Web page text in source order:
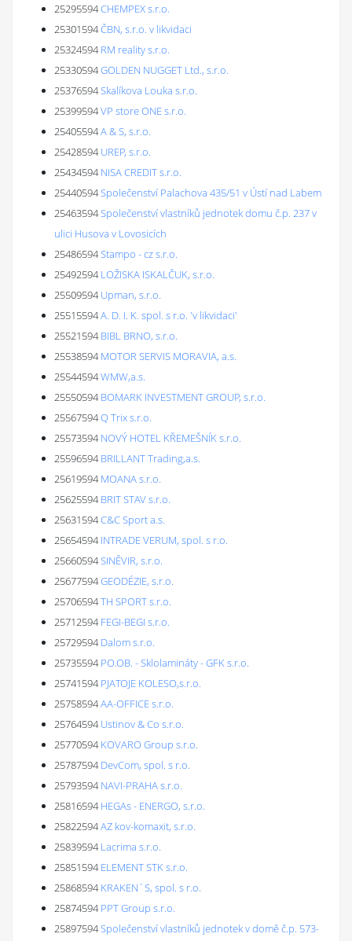
25295594CHEMPEX s.r.o.
25301594ČBN, s.r.o. v likvidaci
25324594 RM reality s.r.o.
25330594GOLDEN NUGGET Ltd., s.r.o.
25376594Skalíkova Louka s.r.o.
25399594VP store ONE s.r.o.
25405594A & S, s.r.o.
25428594 UREP, s.r.o.
25434594 NISA CREDIT s.r.o.
25440594Společenství Palachova 435/51 v Ústí nad Labem
25463594Společenství vlastníků jednotek domu č.p. 237 v
ulici Husova v Lovosicích
25486594Stampo - cz s.r.o.
25492594 LOŽISKA ISKALČUK, s.r.o.
25509594 Upman, s.r.o.
25515594A. D. I. K. spol. s r.o. 'v likvidaci'
25521594 BIBL BRNO, s.r.o.
25538594 MOTOR SERVIS MORAVIA, a.s.
25544594WMW,a.s.
25550594 BOMARK INVESTMENT GROUP, s.r.o.
25567594Q Trix s.r.o.
25573594 NOVÝ HOTEL KŘEMEŠNÍK s.r.o.
25596594 BRILLANT Trading,a.s.
25619594 MOANA s.r.o.
25625594 BRIT STAV s.r.o.
25631594C&C Sport a.s.
25654594 INTRADE VERUM, spol. s r.o.
25660594SINĚVIR, s.r.o.
25677594GEODÉZIE, s.r.o.
25706594TH SPORT s.r.o.
25712594 FEGI-BEGI s.r.o.
25729594 Dalom s.r.o.
25735594 PO.OB. - Sklolamináty - GFK s.r.o.
25741594 PJATOJE KOLESO,s.r.o.
25758594AA-OFFICE s.r.o.
25764594 Ustinov & Co s.r.o.
25770594 KOVARO Group s.r.o.
25787594 DevCom, spol. s r.o.
25793594 NAVI-PRAHA s.r.o.
25816594 HEGAs - ENERGO, s.r.o.
25822594AZ kov-komaxit, s.r.o.
25839594 Lacrima s.r.o.
25851594 ELEMENT STK s.r.o.
25868594 KRAKEN´S, spol. s r.o.
25874594 PPT Group s.r.o.
25897594Společenství vlastníků jednotek v domě č.p. 573-